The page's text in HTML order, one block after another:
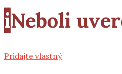
iNeboli
Pridajte vlastný